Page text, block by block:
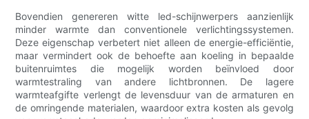
Bovendien genereren witte led-schijnwerpers aanzienlijk
minder warmte dan conventionele verlichtingssystemen.
Deze eigenschap verbetert niet alleen de energie-efficiëntie,
maar vermindert ook de behoefte aan koeling in bepaalde
buitenruimtes die mogelijk worden beïnvloed door
warmtestraling van andere lichtbronnen. De lagere
warmteafgifte verlengt de levensduur van de armaturen en
de omringende materialen, waardoor extra kosten als gevolg